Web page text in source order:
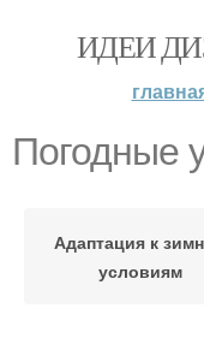
ИДЕИ
Погодные
Адаптация к
условиям